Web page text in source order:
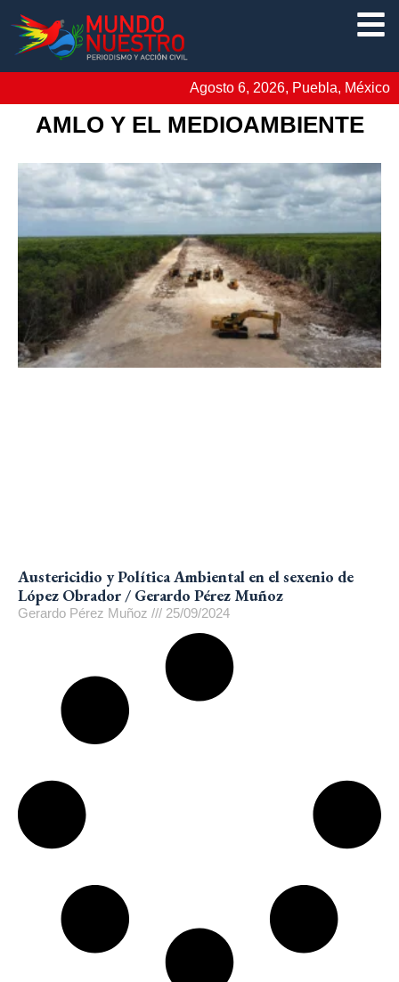
Agosto 6, 2026, Puebla, México
AMLO Y EL MEDIOAMBIENTE
Austericidio y Política Ambiental en el sexenio de
López Obrador / Gerardo Pérez Muñoz
Gerardo Pérez Muñoz 25/09/2024